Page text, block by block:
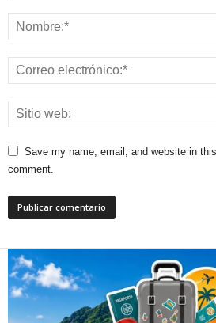
Save my name, email, and website in
comment.